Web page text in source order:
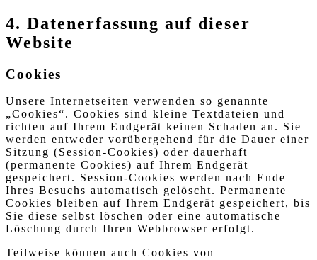
4. Datenerfassung auf dieser
Website
Cookies
Unsere Internetseiten verwenden so genannte
„Cookies“. Cookies sind kleine Textdateien und
richten auf Ihrem Endgerät keinen Schaden an. Sie
werden entweder vorübergehend für die Dauer einer
Sitzung (Session-Cookies) oder dauerhaft
(permanente Cookies) auf Ihrem Endgerät
gespeichert. Session-Cookies werden nach Ende
Ihres Besuchs automatisch gelöscht. Permanente
Cookies bleiben auf Ihrem Endgerät gespeichert, bis
Sie diese selbst löschen oder eine automatische
Löschung durch Ihren Webbrowser erfolgt.
Teilweise können auch Cookies von